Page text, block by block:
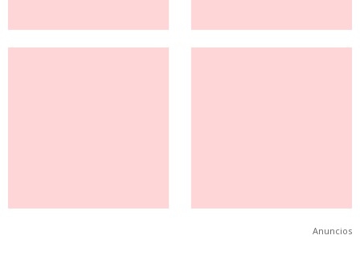
Anuncios